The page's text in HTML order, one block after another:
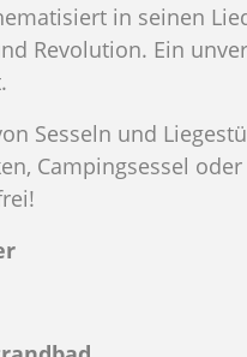
in seinen
Revolution. Ein
Sesseln und
Campingsessel